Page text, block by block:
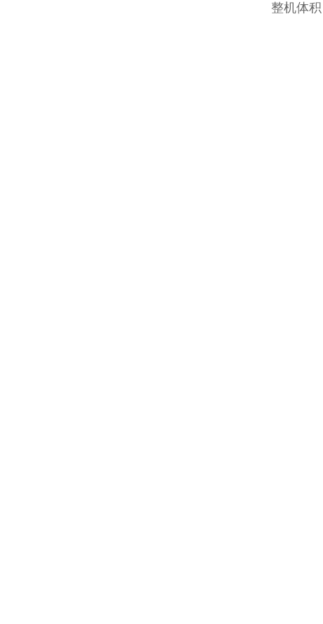
整机体积